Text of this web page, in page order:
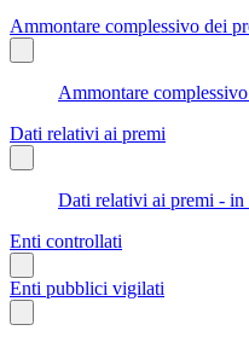
Ammontare complessivo dei
Ammontare
Dati relativi ai premi
Dati relativi ai premi - in
Enti controllati
Enti pubblici vigilati